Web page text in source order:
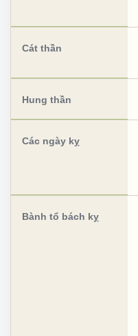
Cát thần
Hung thần
Các ngày kỵ
Bành tổ bách kỵ